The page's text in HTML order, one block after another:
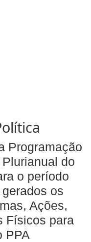
Programação
do
o período
os
Ações,
Físicos para
PPA